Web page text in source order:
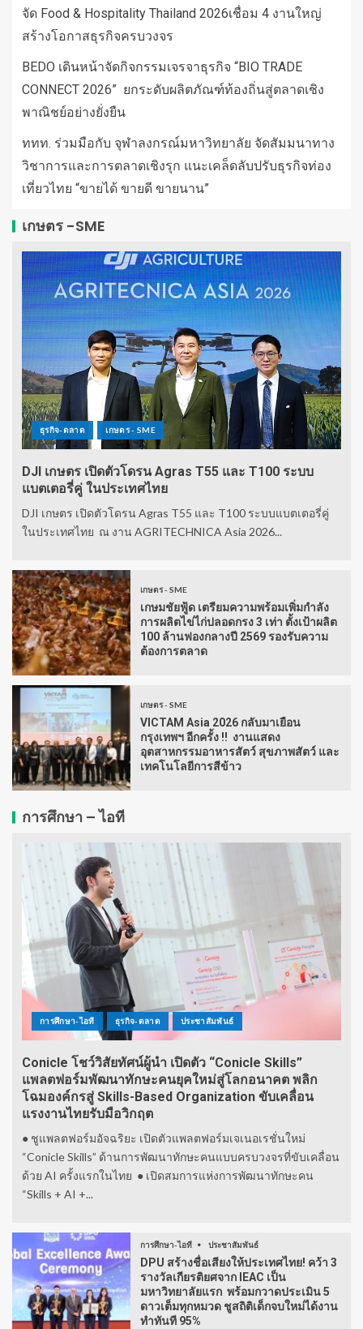
จัด Food & Hospitality Thailand 2026เชื่อม 4 งานใหญ่
สร้างโอกาสธุรกิจครบวงจร
BEDO เดินหน้าจัดกิจกรรมเจรจาธุรกิจ “BIO TRADE
CONNECT 2026” ยกระดับผลิตภัณฑ์ท้องถิ่นสู่ตลาดเชิง
พาณิชย์อย่างยั่งยืน
ททท. ร่วมมือกับ จุฬาลงกรณ์มหาวิทยาลัย จัดสัมมนาทาง
วิชาการและการตลาดเชิงรุก แนะเคล็ดลับปรับธุรกิจท่อง
เที่ยวไทย “ขายได้ ขายดี ขายนาน”
เกษตร -SME
ธุรกิจ-ตลาด เกษตร - SME
DJI เกษตร เปิดตัวโดรน Agras T55 และ T100 ระบบ
แบตเตอรี่คู่ ในประเทศไทย
DJI เกษตร เปิดตัวโดรน Agras T55 และ T100 ระบบแบตเตอรี่คู่
ในประเทศไทย ณ งาน AGRITECHNICA Asia 2026...
เกษตร - SME
เกษมชัยฟู้ด เตรียมความพร้อมเพิ่มกำลัง
การผลิตไข่ไก่ปลอดกรง 3 เท่า ตั้งเป้าผลิต
100 ล้านฟองกลางปี 2569 รองรับความ
ต้องการตลาด
เกษตร - SME
VICTAM Asia 2026 กลับมาเยือน
กรุงเทพฯ อีกครั้ง !! งานแสดง
อุตสาหกรรมอาหารสัตว์ สุขภาพสัตว์ และ
เทคโนโลยีการสีข้าว
การศึกษา – ไอที
การศึกษา-ไอที ธุรกิจ-ตลาด ประชาสัมพันธ์
Conicle โชว์วิสัยทัศน์ผู้นำ เปิดตัว “Conicle Skills”
แพลตฟอร์มพัฒนาทักษะคนยุคใหม่สู่โลกอนาคต พลิก
โฉมองค์กรสู่ Skills-Based Organization ขับเคลื่อน
แรงงานไทยรับมือวิกฤต
● ชูแพลตฟอร์มอัจฉริยะ เปิดตัวแพลตฟอร์มเจเนอเรชั่นใหม่
“Conicle Skills” ด้านการพัฒนาทักษะคนแบบครบวงจรที่ขับเคลื่อน
ด้วย AI ครั้งแรกในไทย ● เปิดสมการแห่งการพัฒนาทักษะคน
“Skills + AI +...
การศึกษา-ไอที ประชาสัมพันธ์
DPU สร้างชื่อเสียงให้ประเทศไทย! คว้า 3
รางวัลเกียรติยศจาก IEAC เป็น
มหาวิทยาลัยแรก พร้อมกวาดประเมิน 5
ดาวเต็มทุกหมวด ชูสถิติเด็กจบใหม่ได้งาน
ทำทันที 95%